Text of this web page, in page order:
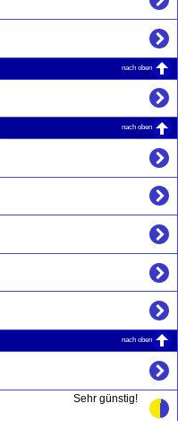
nach oben
nach oben
nach oben
Sehr günstig!